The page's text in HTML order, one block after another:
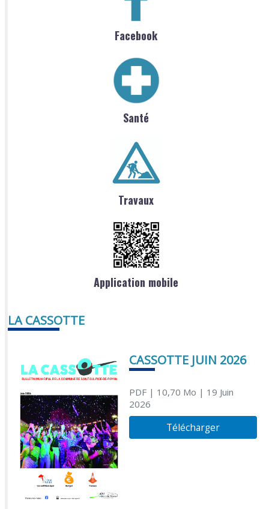
Facebook
Santé
Travaux
Application mobile
LA CASSOTTE
CASSOTTE JUIN 2026
PDF| 10,70 Mo | 19 Juin
2026
Télécharger